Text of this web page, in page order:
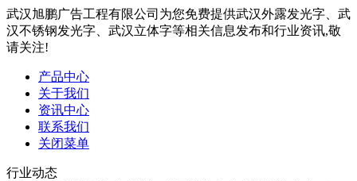
武汉旭鹏广告工程有限公司为您免费提供武汉外露发光字、武
汉不锈钢发光字、武汉立体字等相关信息发布和行业资讯,敬
请关注!
产品中心
关于我们
资讯中心
联系我们
关闭菜单
行业动态